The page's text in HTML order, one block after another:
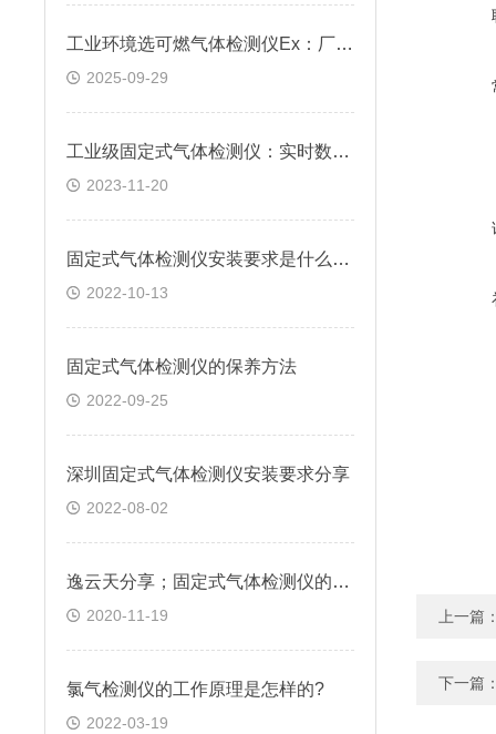
工业环境选可燃气体检测仪Ex：厂家解答常见疑问，选对才安全
2025-09-29
工业级固定式气体检测仪：实时数据采集，助力企业决策
2023-11-20
固定式气体检测仪安装要求是什么，看完本文你就明白
2022-10-13
固定式气体检测仪的保养方法
2022-09-25
深圳固定式气体检测仪安装要求分享
2022-08-02
逸云天分享；固定式气体检测仪的保养方法
2020-11-19
氯气检测仪的工作原理是怎样的?
2022-03-19
上一篇
下一篇